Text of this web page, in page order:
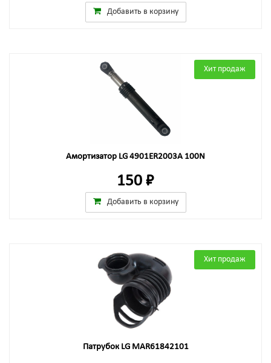
Добавить в корзину
Хит продаж
Амортизатор LG 4901ER2003A 100N
150 ₽
Добавить в корзину
Хит продаж
Патрубок LG MAR61842101